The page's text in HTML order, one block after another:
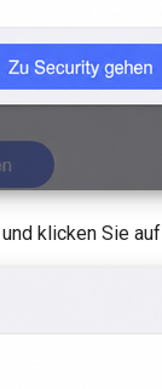
klicken Sie auf